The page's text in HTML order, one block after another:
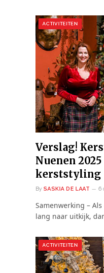
ACTIVITEITEN
Verslag!
Nuenen
kerststyling
By SASKIA DE LAAT 6
Samenwerking –
lang naar uitkijk,
ACTIVITEITEN